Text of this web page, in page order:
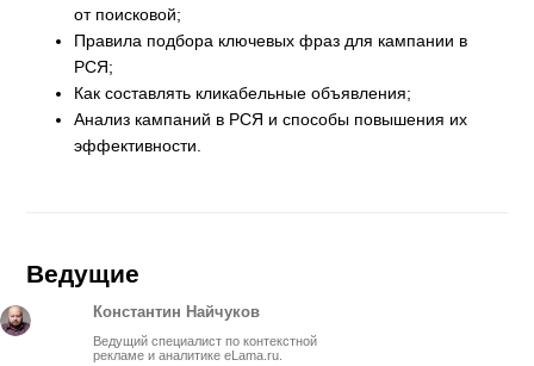
от поисковой;
Правила подбора ключевых фраз для кампании в
РСЯ;
Как составлять кликабельные объявления;
Анализ кампаний в РСЯ и способы повышения их
эффективности.
Ведущие
Константин Найчуков
Ведущий специалист по контекстной
рекламе и аналитике eLama.ru.